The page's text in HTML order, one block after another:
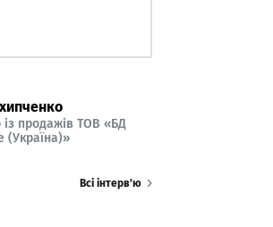
із продажів ТОВ «БД
(Україна)»
Всі інтерв’ю